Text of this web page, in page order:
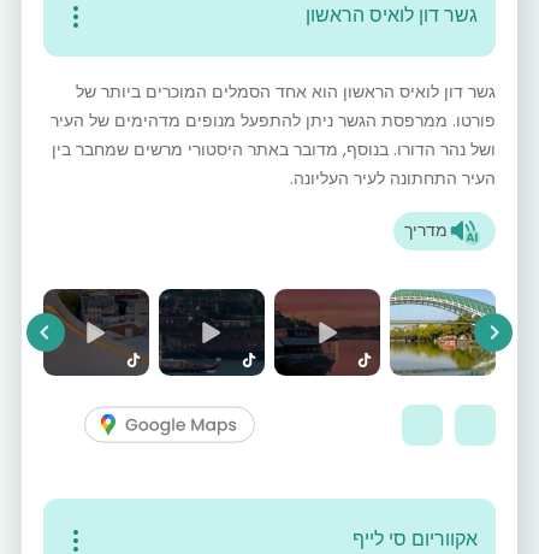
גשר דון לואיס הראשון
גשר דון לואיס הראשון הוא אחד הסמלים המוכרים ביותר של
פורטו. ממרפסת הגשר ניתן להתפעל מנופים מדהימים של העיר
ושל נהר הדורו. בנוסף, מדובר באתר היסטורי מרשים שמחבר בין
העיר התחתונה לעיר העליונה.
מדריך
Next
אקווריום סי לייף